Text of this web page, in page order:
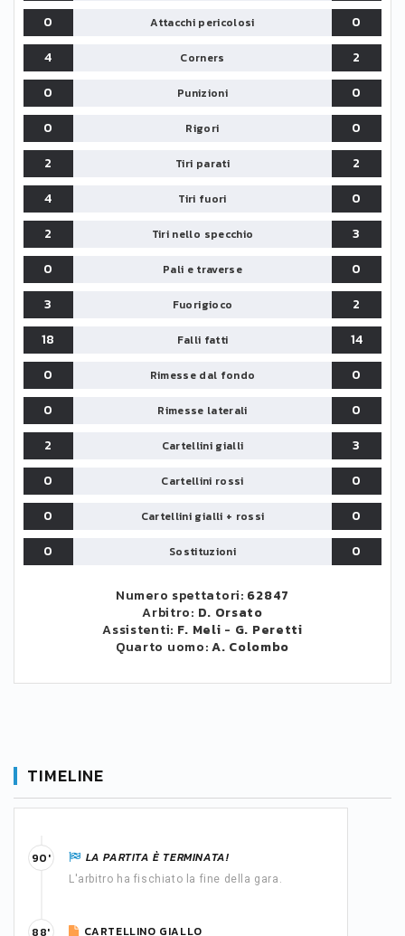
0 Attacchi pericolosi
0
4
Corners
2
0
Punizioni
0
0
Rigori
0
2
Tiri parati
2
4
Tiri fuori
0
2
Tiri nello specchio
3
0
Pali e traverse
0
3
Fuorigioco
2
18
Falli fatti
14
0
Rimesse dal fondo
0
0
Rimesse laterali
0
2
Cartellini gialli
3
0
Cartellini rossi
0
0
Cartellini gialli + rossi
0
0
Sostituzioni 0
Numero spettatori: 62847
Arbitro: D. Orsato
Assistenti: F. Meli - G. Peretti
Quarto uomo:A. Colombo
TIMELINE
LA PARTITA È TERMINATA!
L'arbitro ha fischiato la fine della gara.
90'
CARTELLINO GIALLO
88'